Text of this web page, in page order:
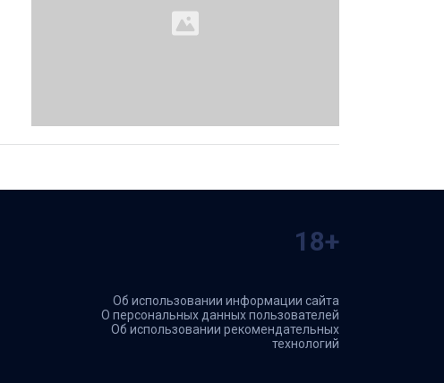
18+
Об использовании информации сайта
О персональных данных пользователей
Об использовании рекомендательных
технологий